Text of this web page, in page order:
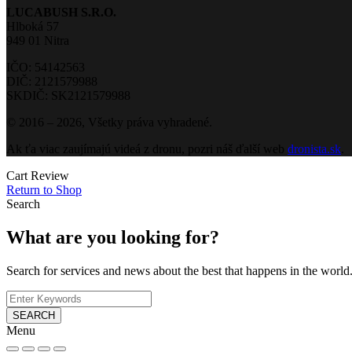
LUCABUSH S.R.O.
Hlboká 57
949 01 Nitra
IČO: 54142563
DIČ: 2121579988
SKDIČ: SK2121579988
© 2016 – 2026, Všetky práva vyhradené.
Ak ťa viac zaujímajú videá z dronu, pozri náš ďalší web dronista.sk
Cart Review
Return to Shop
Search
What are you looking for?
Search for services and news about the best that happens in the world.
SEARCH
Menu